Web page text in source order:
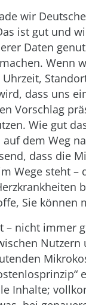
wir
ist gut und
Daten
Wenn
dass uns
Vorschlag
Wie gut
dem Weg
dass die
Wege steht
Sie können
nicht immer
Inhalte;